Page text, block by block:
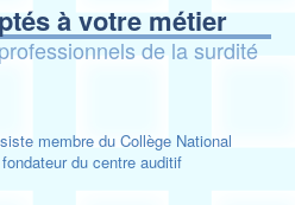
à votre métier
de la surdité
membre du Collège National
du centre auditif